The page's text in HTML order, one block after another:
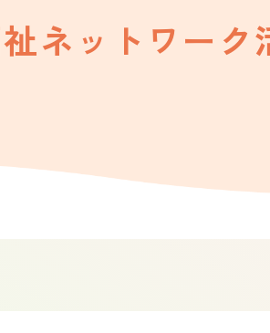
ネットワーク